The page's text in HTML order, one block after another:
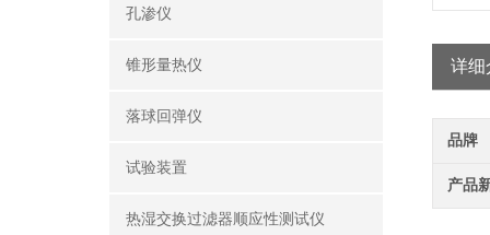
孔渗仪
锥形量热仪
落球回弹仪
试验装置
热湿交换过滤器顺应性测试仪
详细
品牌
产品